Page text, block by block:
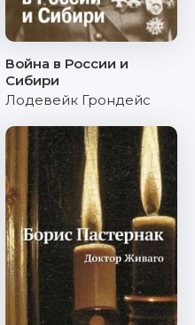
Война в России и
Сибири
Лодевейк Грондейс